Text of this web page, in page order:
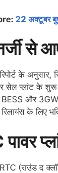
22 अक्टूबर
से
के अनुसार,
सेल प्लांट के शुरू
और 3GW
के लिए
पावर
(राउंड द